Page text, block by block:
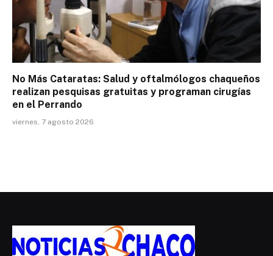
No Más Cataratas: Salud y oftalmólogos chaqueños
realizan pesquisas gratuitas y programan cirugías
en el Perrando
viernes, 7 agosto 2026